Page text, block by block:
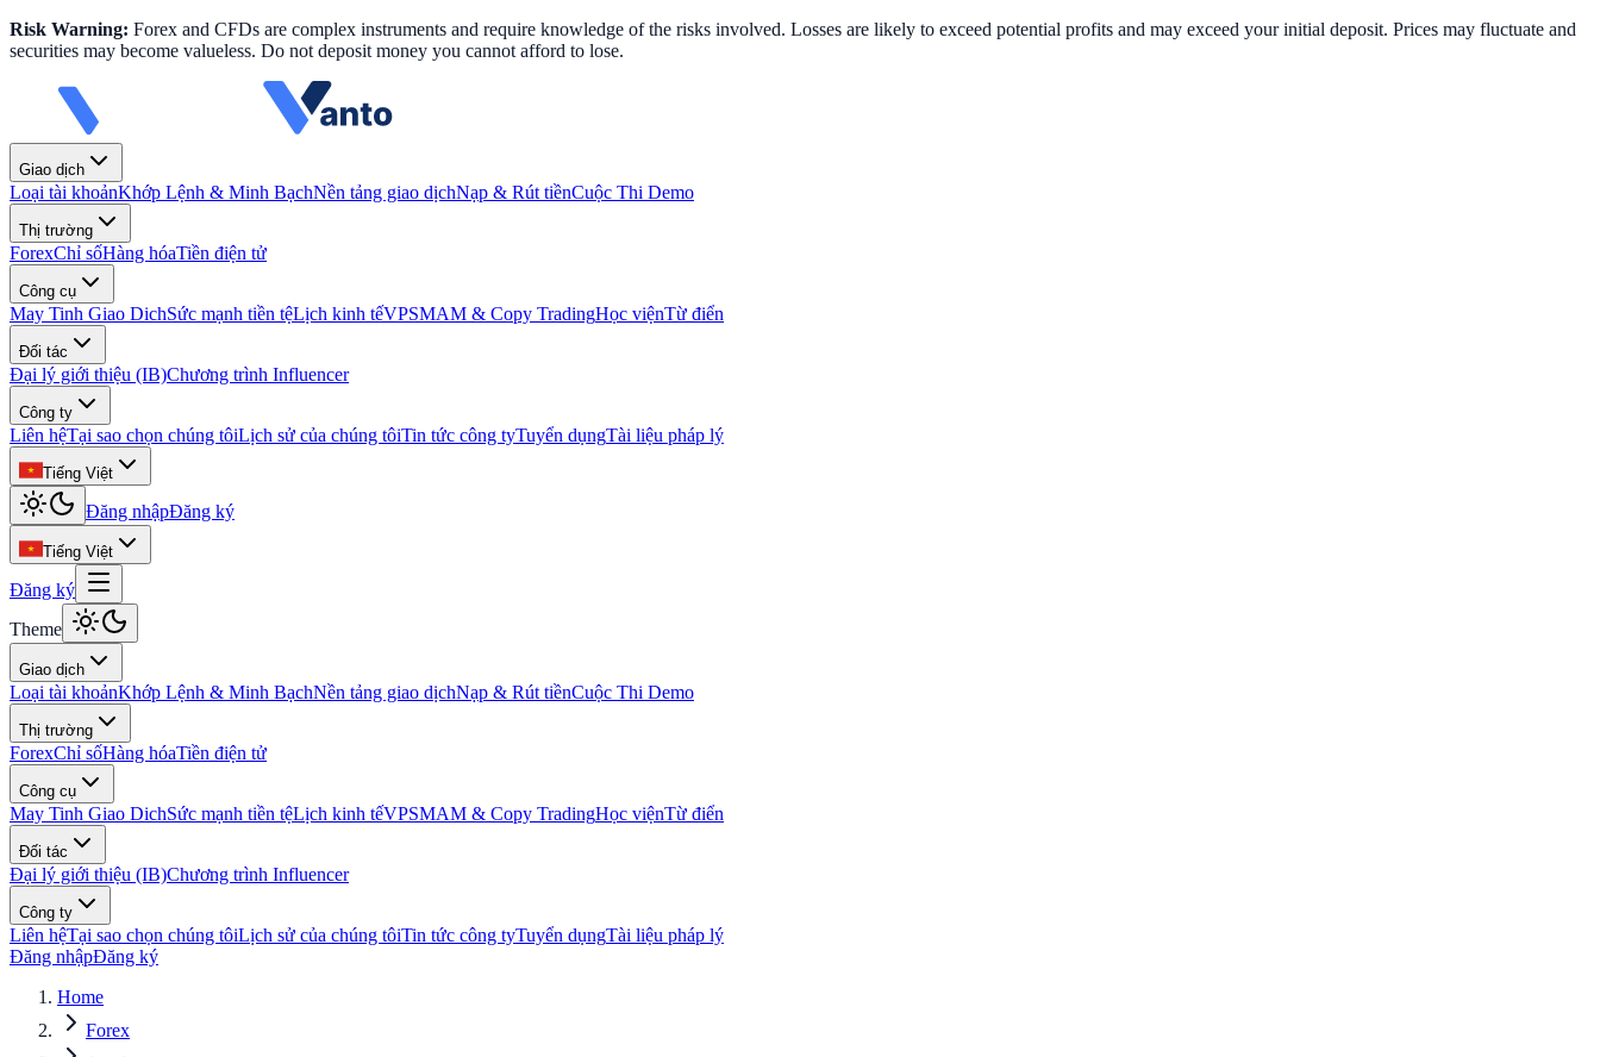
Risk Warning: Forex and CFDs are complex instruments and require knowledge of the risks involved. Losses are likely to exceed potential profits and may exceed your initial deposit. Prices may fluctuate and
securities may become valueless. Do not deposit money you cannot afford to lose.
Giao dịch
Loại tài khoảnKhớp Lệnh & Minh BạchNền tảng giao dịchNạp & Rút tiềnCuộc Thi Demo
Thị trường
ForexChỉ sốHàng hóaTiền điện tử
Công cụ
May Tinh Giao DichSức mạnh tiền tệLịch kinh tếVPSMAM & Copy TradingHọc việnTừ điển
Đối tác
Đại lý giới thiệu (IB)Chương trình Influencer
Công ty
Liên hệTại sao chọn chúng tôiLịch sử của chúng tôiTin tức công tyTuyển dụngTài liệu pháp lý
Tiếng Việt
Đăng nhậpĐăng ký
Tiếng Việt
Đăng ký
Theme
Giao dịch
Loại tài khoảnKhớp Lệnh & Minh BạchNền tảng giao dịchNạp & Rút tiềnCuộc Thi Demo
Thị trường
ForexChỉ sốHàng hóaTiền điện tử
Công cụ
May Tinh Giao DichSức mạnh tiền tệLịch kinh tếVPSMAM & Copy TradingHọc việnTừ điển
Đối tác
Đại lý giới thiệu (IB)Chương trình Influencer
Công ty
Liên hệTại sao chọn chúng tôiLịch sử của chúng tôiTin tức công tyTuyển dụngTài liệu pháp lý
Đăng nhậpĐăng ký
Home
Forex